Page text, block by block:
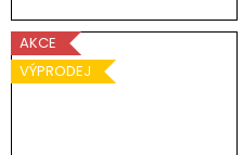
AKCE
VÝPRODEJ